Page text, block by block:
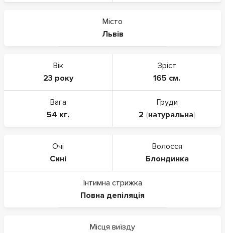
Місто
Львів
Вік
23 року
Зріст
165 см.
Вага
54 кг.
Груди
2 (натуральна)
Очі
Сині
Волосся
Блондинка
Інтимна стрижка
Повна депіляція
Місця виїзду